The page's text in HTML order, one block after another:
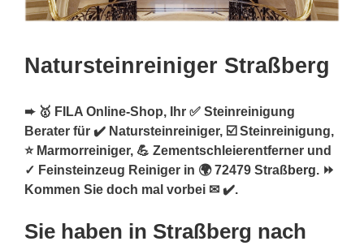
Natursteinreiniger Straßberg
➨ 🥇 FILA Online-Shop, Ihr ✅ Steinreinigung
Berater für ✔️ Natursteinreiniger, ☑️ Steinreinigung,
⭐ Marmorreiniger, 💪 Zementschleierentferner und
✓ Feinsteinzeug Reiniger in 🌍 72479 Straßberg. ⏩
Kommen Sie doch mal vorbei ✉ ✔️.
Sie haben in Straßberg nach